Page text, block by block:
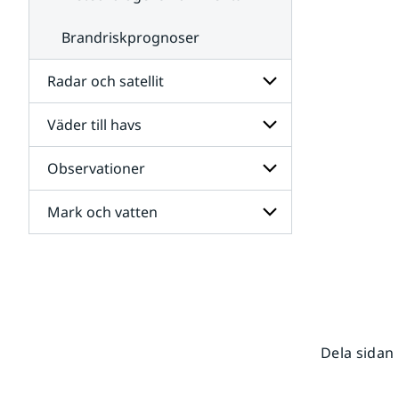
Brandriskprognoser
Radar och satellit
Undersidor
för
Radar
och
satellit
Väder till havs
Undersidor
för
Väder
till
havs
Observationer
Undersidor
för
Mark och vatten
Dela sidan